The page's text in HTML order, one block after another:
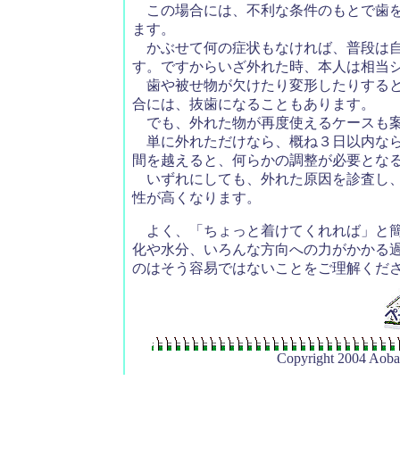
この場合には、不利な条件のもとで歯
ます。
かぶせて何の症状もなければ、普段は
す。ですからいざ外れた時、本人は相当
歯や被せ物が欠けたり変形したりする
合には、抜歯になることもあります。
でも、外れた物が再度使えるケースも
単に外れただけなら、概ね３日以内な
間を越えると、何らかの調整が必要とな
いずれにしても、外れた原因を診査し
性が高くなります。
よく、「ちょっと着けてくれれば」と
化や水分、いろんな方向への力がかかる
のはそう容易ではないことをご理解くだ
Copyright 2004